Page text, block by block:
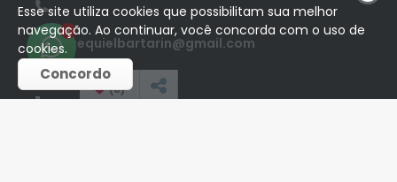
ezequielbartarin@gmail.com
REDES SOCIAIS
1
(0)
Esse site utiliza cookies que possibilitam sua melhor
navegação. Ao continuar, você concorda com o uso de
cookies.
Concordo